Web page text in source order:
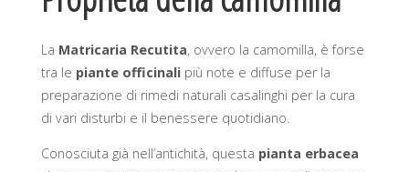
La Matricaria Recutita, ovvero la camomilla, è forse
tra le piante officinalipiù note e diffuse per la
preparazione di rimedi naturali casalinghi per la cura
di vari disturbi e il benessere quotidiano.
Conosciuta già nell’antichità, questa pianta erbacea